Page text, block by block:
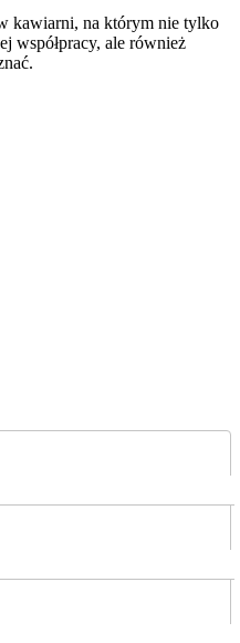
kawiarni, na którym nie tylko
współpracy, ale również